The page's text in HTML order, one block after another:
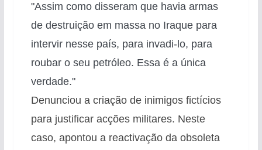
"Assim como disseram que havia armas
de destruição em massa no Iraque para
intervir nesse país, para invadi-lo, para
roubar o seu petróleo. Essa é a única
verdade."
Denunciou a criação de inimigos fictícios
para justificar acções militares. Neste
caso, apontou a reactivação da obsoleta